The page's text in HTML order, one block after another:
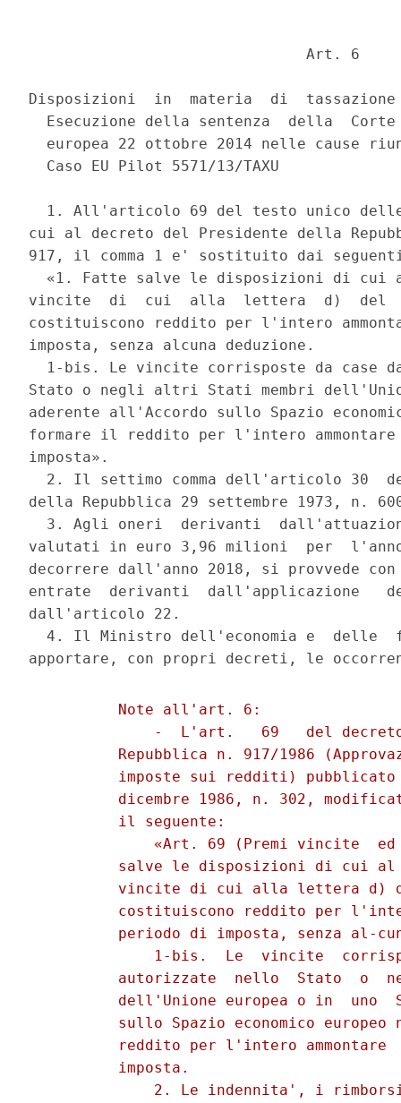
                               Art. 6
Disposizioni  in  materia  di
Esecuzione della sentenza  della
europea 22 ottobre 2014 nelle cause
  Caso EU Pilot 5571/13/TAXU
1. All'articolo 69 del testo unico
cui al decreto del Presidente della
917, il comma 1 e' sostituito dai
«1. Fatte salve le disposizioni di cui
vincite  di  cui  alla  lettera  d)  del
costituiscono reddito per l'intero
imposta, senza alcuna deduzione.
1-bis. Le vincite corrisposte da case
Stato o negli altri Stati membri
aderente all'Accordo sullo Spazio
formare il reddito per l'intero
imposta».
2. Il settimo comma dell'articolo 30
della Repubblica 29 settembre 1973, n.
3. Agli oneri  derivanti
valutati in euro 3,96 milioni  per
decorrere dall'anno 2018, si provvede
entrate  derivanti  dall'applicazione
dall'articolo 22.
4. Il Ministro dell'economia e  delle
          Note all'art. 6:
-  L'art.   69   del
Repubblica n. 917/1986
imposte sui redditi)
dicembre 1986, n. 302,
          il seguente:
«Art. 69 (Premi vincite
salve le disposizioni di cui
vincite di cui alla lettera d)
costituiscono reddito per
periodo di imposta, senza al-
1-bis.  Le  vincite
autorizzate  nello  Stato  o
dell'Unione europea o in  uno
sullo Spazio economico europeo
reddito per l'intero ammontare
          imposta.
2. Le indennita', i